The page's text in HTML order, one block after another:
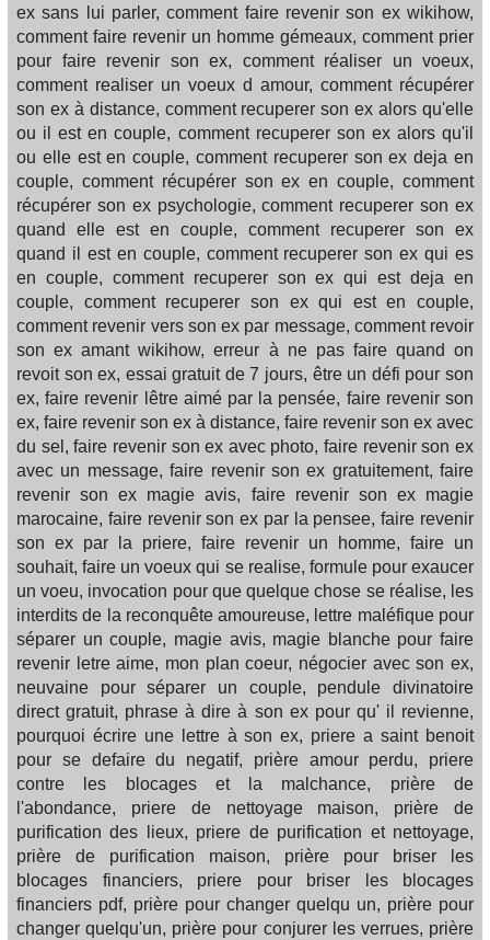
ex sans lui parler, comment faire revenir son ex wikihow,
comment faire revenir un homme gémeaux, comment prier
pour faire revenir son ex, comment réaliser un voeux,
comment realiser un voeux d amour, comment récupérer
son ex à distance, comment recuperer son ex alors qu'elle
ou il est en couple, comment recuperer son ex alors qu'il
ou elle est en couple, comment recuperer son ex deja en
couple, comment récupérer son ex en couple, comment
récupérer son ex psychologie, comment recuperer son ex
quand elle est en couple, comment recuperer son ex
quand il est en couple, comment recuperer son ex qui es
en couple, comment recuperer son ex qui est deja en
couple, comment recuperer son ex qui est en couple,
comment revenir vers son ex par message, comment revoir
son ex amant wikihow, erreur à ne pas faire quand on
revoit son ex, essai gratuit de 7 jours, être un défi pour son
ex, faire revenir lêtre aimé par la pensée, faire revenir son
ex, faire revenir son ex à distance, faire revenir son ex avec
du sel, faire revenir son ex avec photo, faire revenir son ex
avec un message, faire revenir son ex gratuitement, faire
revenir son ex magie avis, faire revenir son ex magie
marocaine, faire revenir son ex par la pensee, faire revenir
son ex par la priere, faire revenir un homme, faire un
souhait, faire un voeux qui se realise, formule pour exaucer
un voeu, invocation pour que quelque chose se réalise, les
interdits de la reconquête amoureuse, lettre maléfique pour
séparer un couple, magie avis, magie blanche pour faire
revenir letre aime, mon plan coeur, négocier avec son ex,
neuvaine pour séparer un couple, pendule divinatoire
direct gratuit, phrase à dire à son ex pour qu' il revienne,
pourquoi écrire une lettre à son ex, priere a saint benoit
pour se defaire du negatif, prière amour perdu, priere
contre les blocages et la malchance, prière de
l'abondance, priere de nettoyage maison, prière de
purification des lieux, priere de purification et nettoyage,
prière de purification maison, prière pour briser les
blocages financiers, priere pour briser les blocages
financiers pdf, prière pour changer quelqu un, prière pour
changer quelqu'un, prière pour conjurer les verrues, prière